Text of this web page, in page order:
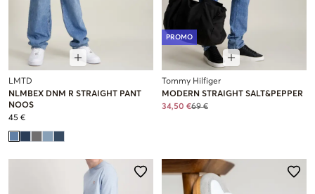
LMTD
NLMBEX DNM R STRAIGHT PANT
NOOS
45 €
PROMO
Tommy Hilfiger
MODERN STRAIGHT SALT&PEPPER
34,50 €69 €